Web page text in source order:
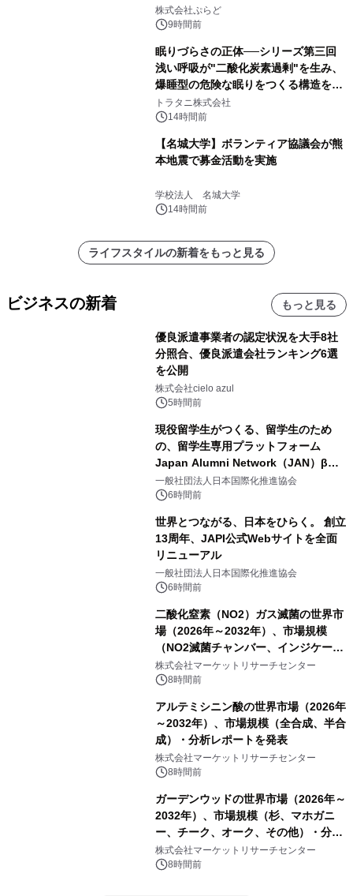
サウナも 「THE BOXY AWAJI」のお
得な素泊まり連泊プランで
株式会社ぷらど
9時間前
眠りづらさの正体──シリーズ第三回
浅い呼吸が"二酸化炭素過剰"を生み、
爆睡型の危険な眠りをつくる構造を解
説
トラタニ株式会社
14時間前
【名城大学】ボランティア協議会が熊
本地震で募金活動を実施
学校法人 名城大学
14時間前
ライフスタイルの新着をもっと見る
ビジネスの新着 もっと見る
優良派遣事業者の認定状況を大手8社
分照合、優良派遣会社ランキング6選
を公開
株式会社cielo azul
5時間前
現役留学生がつくる、留学生のため
の、留学生専用プラットフォーム
Japan Alumni Network（JAN）β版
をリリース
一般社団法人日本国際化推進協会
6時間前
世界とつながる、日本をひらく。 創立
13周年、JAPI公式Webサイトを全面
リニューアル
一般社団法人日本国際化推進協会
6時間前
二酸化窒素（NO2）ガス滅菌の世界市
場（2026年～2032年）、市場規模
（NO2滅菌チャンバー、インジケータ
ーおよびモニタリングシステム、その
他）・分析レポートを発表
株式会社マーケットリサーチセンター
8時間前
アルテミシニン酸の世界市場（2026年
～2032年）、市場規模（全合成、半合
成）・分析レポートを発表
株式会社マーケットリサーチセンター
8時間前
ガーデンウッドの世界市場（2026年～
2032年）、市場規模（杉、マホガニ
ー、チーク、オーク、その他）・分析
レポートを発表
株式会社マーケットリサーチセンター
8時間前